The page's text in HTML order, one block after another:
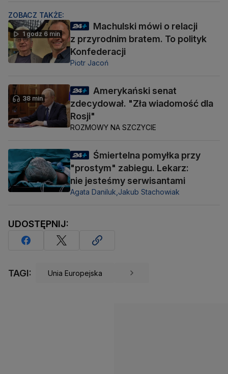
ZOBACZ TAKŻE:
1 godz 6 min
Machulski mówi o relacji
z przyrodnim bratem. To polityk
Konfederacji
Piotr Jacoń
38 min
Amerykański senat
zdecydował. "Zła wiadomość dla
Rosji"
ROZMOWY NA SZCZYCIE
Śmiertelna pomyłka przy
"prostym" zabiegu. Lekarz:
nie jesteśmy serwisantami
Agata Daniluk, Jakub Stachowiak
UDOSTĘPNIJ:
TAGI: Unia Europejska